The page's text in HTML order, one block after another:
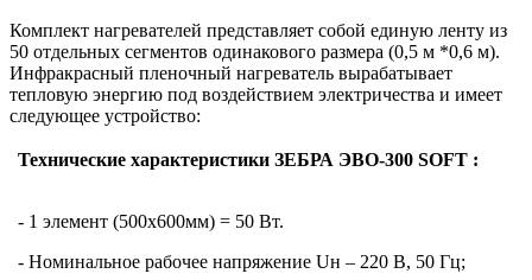
Комплект нагревателей представляет собой единую ленту из
50 отдельных сегментов одинакового размера (0,5 м *0,6 м).
Инфракрасный пленочный нагреватель вырабатывает
тепловую энергию под воздействием электричества и имеет
следующее устройство:
Технические характеристики ЗЕБРА ЭВО-300 SOFT :
- 1 элемент (500х600мм) = 50 Вт.
- Номинальное рабочее напряжение Uн – 220 В, 50 Гц;